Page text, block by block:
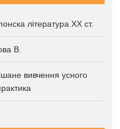
література XX ст.
В.
вивчення усного